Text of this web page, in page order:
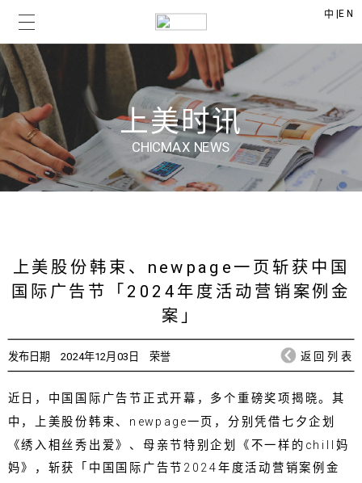
中 |EN
上美时讯
CHICMAX NEWS
上美股份韩束、newpage一页斩获中国
国际广告节「2024年度活动营销案例金
案」
发布日期 2024年12月03日 荣誉 返回列表
近日，中国国际广告节正式开幕，多个重磅奖项揭晓。其
中，上美股份韩束、newpage一页，分别凭借七夕企划
《绣入相丝秀出爱》、母亲节特别企划《不一样的chill妈
妈》，斩获「中国国际广告节2024年度活动营销案例金